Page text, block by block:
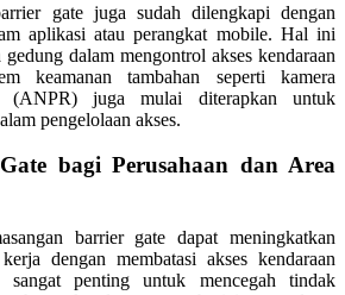
gate juga sudah dilengkapi dengan
aplikasi atau perangkat mobile. Hal ini
dalam mengontrol akses kendaraan
keamanan tambahan seperti kamera
(ANPR) juga mulai diterapkan untuk
pengelolaan akses.
bagi Perusahaan dan Area
barrier gate dapat meningkatkan
dengan membatasi akses kendaraan
penting untuk mencegah tindak